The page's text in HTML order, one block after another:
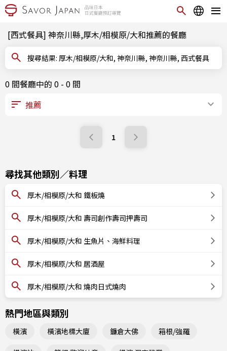
[西式餐具] 神奈川縣,厚木/相模原/大和推薦的餐廳
搜尋結果: 厚木/相模原/大和, 神奈川縣, 神奈川縣, 西式餐具
0 間餐廳中的 0 - 0 間
1
尋找其他類別／料理
厚木/相模原/大和 鐵板燒
厚木/相模原/大和 壽司創作壽司押壽司
厚木/相模原/大和 生魚片、海鮮料理
厚木/相模原/大和 居酒屋
厚木/相模原/大和 燒肉日式燒肉
熱門地區與類別
橫濱 橫濱地標大廈 鐮倉大佛 箱根/強羅